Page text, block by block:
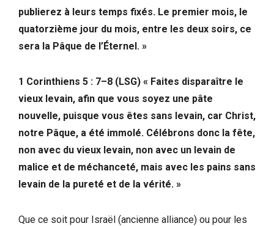
publierez à leurs temps fixés. Le premier mois, le
quatorzième jour du mois, entre les deux soirs, ce
sera la Pâque de l’Éternel. »
1 Corinthiens 5 : 7–8 (LSG) « Faites disparaître le
vieux levain, afin que vous soyez une pâte
nouvelle, puisque vous êtes sans levain, car Christ,
notre Pâque, a été immolé. Célébrons donc la fête,
non avec du vieux levain, non avec un levain de
malice et de méchanceté, mais avec les pains sans
levain de la pureté et de la vérité. »
Que ce soit pour Israël (ancienne alliance) ou pour les